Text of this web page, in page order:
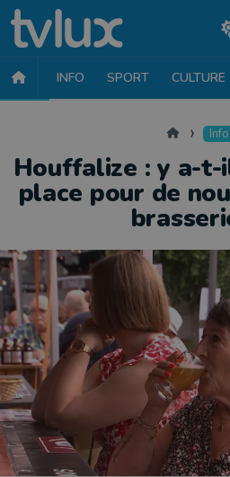
INFO SPORT CULTURE
Accueil Info
Houffalize : y a-
place pour de